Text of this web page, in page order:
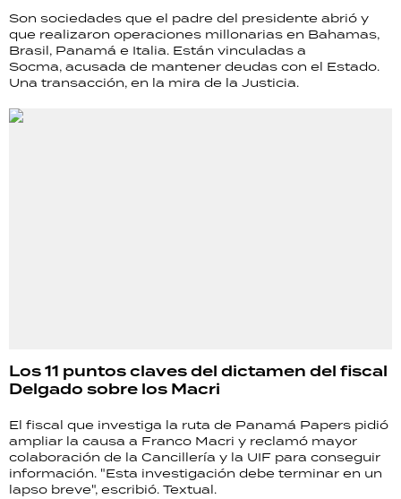
Son sociedades que el padre del presidente abrió y
que realizaron operaciones millonarias en Bahamas,
Brasil, Panamá e Italia. Están vinculadas a
Socma, acusada de mantener deudas con el Estado.
Una transacción, en la mira de la Justicia.
Los 11 puntos claves del dictamen del fiscal
Delgado sobre los Macri
El fiscal que investiga la ruta de Panamá Papers pidió
ampliar la causa a Franco Macri y reclamó mayor
colaboración de la Cancillería y la UIF para conseguir
información. "Esta investigación debe terminar en un
lapso breve", escribió. Textual.